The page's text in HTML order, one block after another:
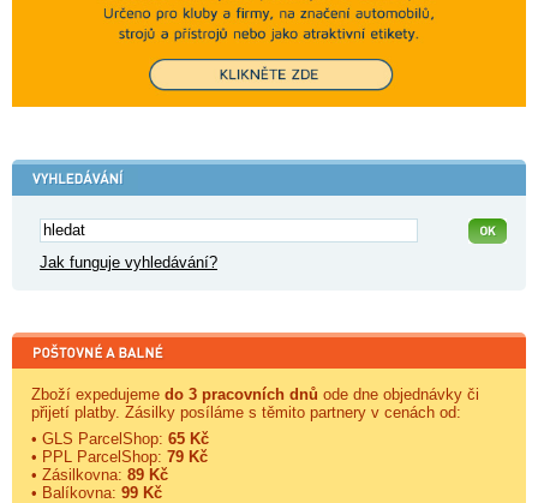
Jak funguje vyhledávání?
Zboží expedujeme do 3 pracovních dnů ode dne objednávky či
přijetí platby. Zásilky posíláme s těmito partnery v cenách od:
• GLS ParcelShop: 65 Kč
• PPL ParcelShop: 79 Kč
• Zásilkovna: 89 Kč
• Balíkovna: 99 Kč